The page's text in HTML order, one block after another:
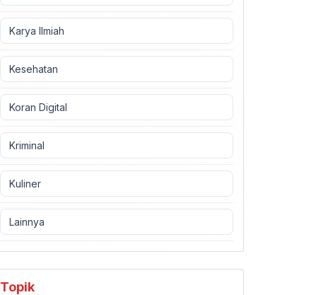
Karya Ilmiah
Kesehatan
Koran Digital
Kriminal
Kuliner
Lainnya
Topik